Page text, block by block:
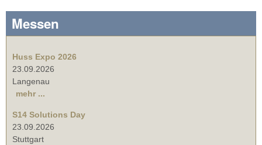
Messen
Huss Expo 2026
23.09.2026
Langenau
mehr ...
S14 Solutions Day
23.09.2026
Stuttgart